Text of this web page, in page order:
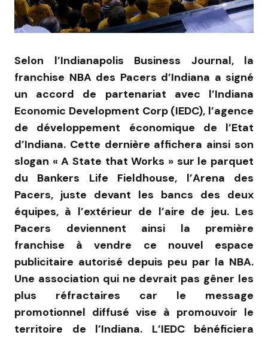
Selon l’Indianapolis Business Journal, la
franchise NBA des Pacers d’Indiana a signé
un accord de partenariat avec l’Indiana
Economic Development Corp (IEDC), l’agence
de développement économique de l’Etat
d’Indiana. Cette dernière affichera ainsi son
slogan « A State that Works » sur le parquet
du Bankers Life Fieldhouse, l’Arena des
Pacers, juste devant les bancs des deux
équipes, à l’extérieur de l’aire de jeu. Les
Pacers deviennent ainsi la première
franchise à vendre ce nouvel espace
publicitaire autorisé depuis peu par la NBA.
Une association qui ne devrait pas gêner les
plus réfractaires car le message
promotionnel diffusé vise à promouvoir le
territoire de l’Indiana. L’IEDC bénéficiera